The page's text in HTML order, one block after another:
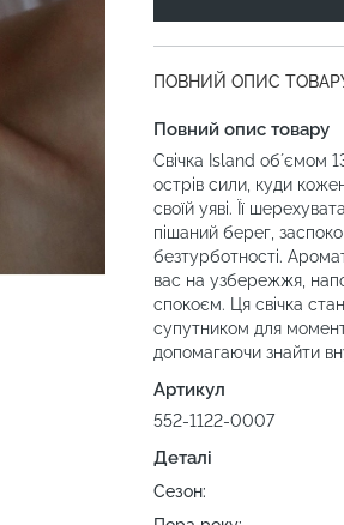
ПОВНИЙ ОПИС
Повний опис товару
Свічка Island обʼємом
острів сили, куди
своїй уяві. Її
пішаний берег,
безтурботності.
вас на узбережжя,
спокоєм. Ця свічка
супутником для
допомагаючи знайти
Артикул
552-1122-0007
Деталі
Сезон: